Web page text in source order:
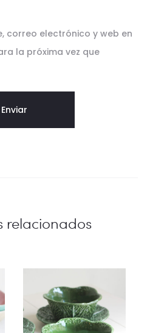
correo electrónico y web en
la próxima vez que
relacionados